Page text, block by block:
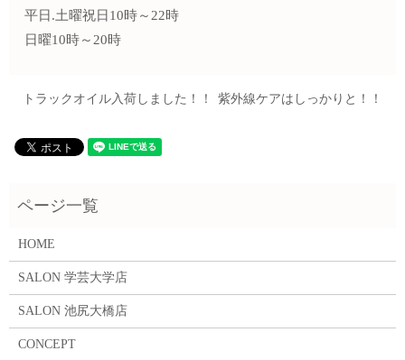
平日.土曜祝日10時～22時
日曜10時～20時
トラックオイル入荷しました！！ 紫外線ケアはしっかりと！！
HOME
SALON 学芸大学店
SALON 池尻大橋店
CONCEPT